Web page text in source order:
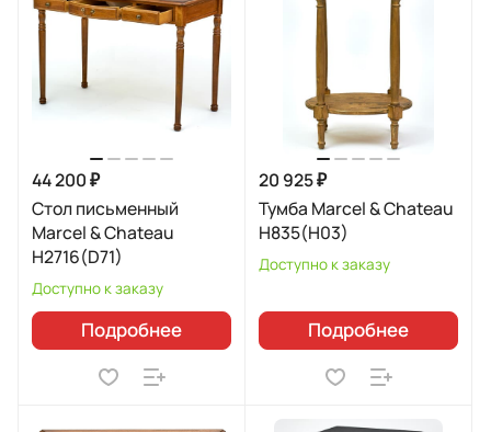
44 200 ₽
Стол письменный
Marcel & Chateau
H2716(D71)
Доступно к заказу
Подробнее
20 925 ₽
Тумба Marcel & Chateau
H835(H03)
Доступно к заказу
Подробнее